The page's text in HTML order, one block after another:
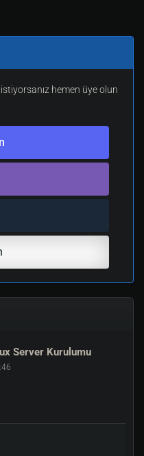
geliyor iş bunu
liblist.
olduğu klasö
hemen üye olun
Server Kurulumu